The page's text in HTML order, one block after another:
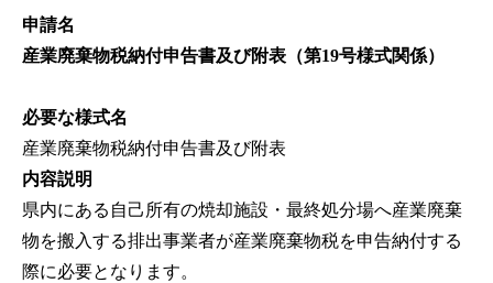
申請名
産業廃棄物税納付申告書及び附表（第19号様式関係）
必要な様式名
産業廃棄物税納付申告書及び附表
内容説明
県内にある自己所有の焼却施設・最終処分場へ産業廃棄
物を搬入する排出事業者が産業廃棄物税を申告納付する
際に必要となります。